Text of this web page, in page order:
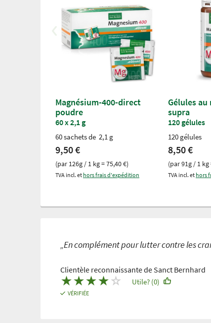
Magnésium-400-direct
poudre
60 x 2,1 g
60 sachets de 2,1 g
9,50 €
(par 126g / 1 kg = 75,40 €)
TVA incl. et hors frais d'expédition
Gélules au
supra
120 gélules
120 gélules
8,50 €
(par 91g / 1 kg
TVA incl. et hors
„En complément pour lutter contre les
Clientèle reconnaissante de Sanct Bernhard
★★★★☆
VÉRIFIÉE
Utile? (0)